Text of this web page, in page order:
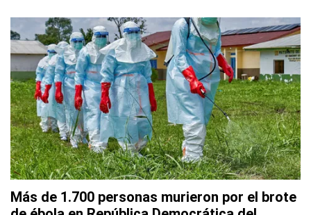
Más de 1.700 personas murieron por el brote